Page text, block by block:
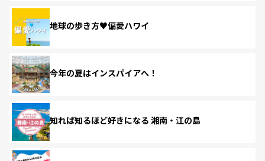
地球の歩き方♥偏愛ハワイ
今年の夏はインスパイアへ！
知れば知るほど好きになる 湘南・江の島